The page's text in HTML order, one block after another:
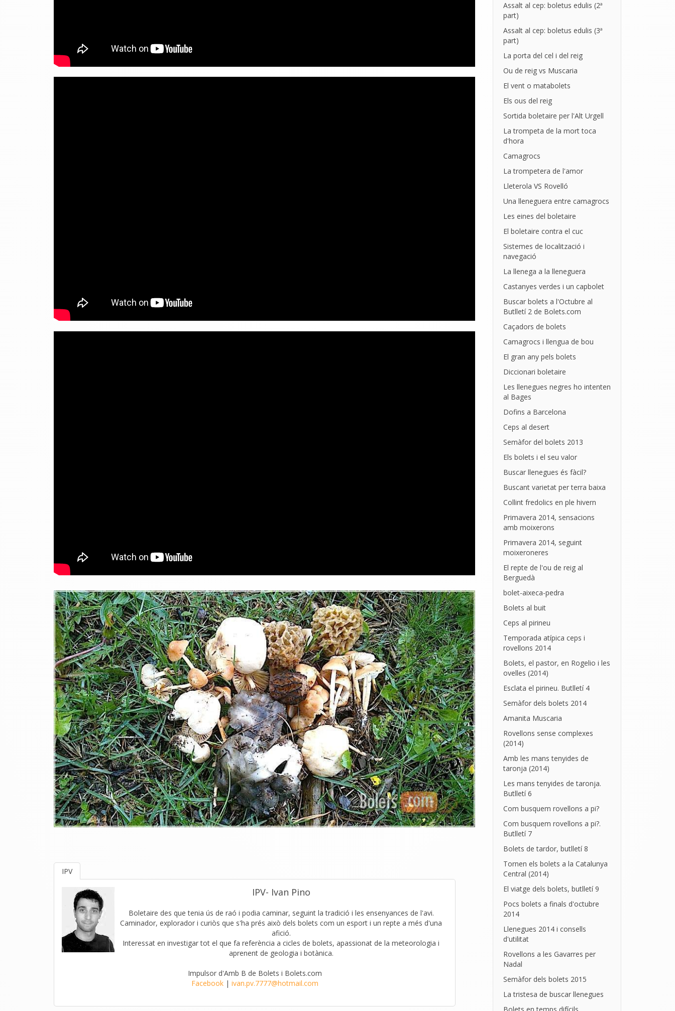
IPV
IPV- Ivan Pino
Boletaire des que tenia ús de raó i podia caminar, seguint la tradició i les ensenyances de l'avi.
Caminador, explorador i curiòs que s'ha prés això dels bolets com un esport i un repte a més d'una
afició.
Interessat en investigar tot el que fa referència a cicles de bolets, apassionat de la meteorologia i
aprenent de geologia i botànica.
Impulsor d'Amb B de Bolets i Bolets.com
Facebook| ivan.pv.7777@hotmail.com
Assalt al cep: boletus edulis (2ª
part)
Assalt al cep: boletus edulis (3ª
part)
La porta del cel i del reig
Ou de reig vs Muscaria
El vent o matabolets
Els ous del reig
Sortida boletaire per l'Alt Urgell
La trompeta de la mort toca
d'hora
Camagrocs
La trompetera de l'amor
Lleterola VS Rovelló
Una lleneguera entre camagrocs
Les eines del boletaire
El boletaire contra el cuc
Sistemes de localització i
navegació
La llenega a la lleneguera
Castanyes verdes i un capbolet
Buscar bolets a l'Octubre al
Butlletí 2 de Bolets.com
Caçadors de bolets
Camagrocs i llengua de bou
El gran any pels bolets
Diccionari boletaire
Les llenegues negres ho intenten
al Bages
Dofins a Barcelona
Ceps al desert
Semàfor del bolets 2013
Els bolets i el seu valor
Buscar llenegues és fàcil?
Buscant varietat per terra baixa
Collint fredolics en ple hivern
Primavera 2014, sensacions
amb moixerons
Primavera 2014, seguint
moixeroneres
El repte de l'ou de reig al
Berguedà
bolet-aixeca-pedra
Bolets al buit
Ceps al pirineu
Temporada atípica ceps i
rovellons 2014
Bolets, el pastor, en Rogelio i les
ovelles (2014)
Esclata el pirineu. Butlletí 4
Semàfor dels bolets 2014
Amanita Muscaria
Rovellons sense complexes
(2014)
Amb les mans tenyides de
taronja (2014)
Les mans tenyides de taronja.
Butlletí 6
Com busquem rovellons a pi?
Com busquem rovellons a pi?.
Butlletí 7
Bolets de tardor, butlletí 8
Tornen els bolets a la Catalunya
Central (2014)
El viatge dels bolets, butlletí 9
Pocs bolets a finals d'octubre
2014
Llenegues 2014 i consells
d'utilitat
Rovellons a les Gavarres per
Nadal
Semàfor dels bolets 2015
La tristesa de buscar llenegues